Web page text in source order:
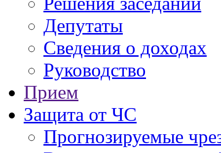
Депутаты
Сведения о доходах
Руководство
Прием
Защита от ЧС
Прогнозируемые